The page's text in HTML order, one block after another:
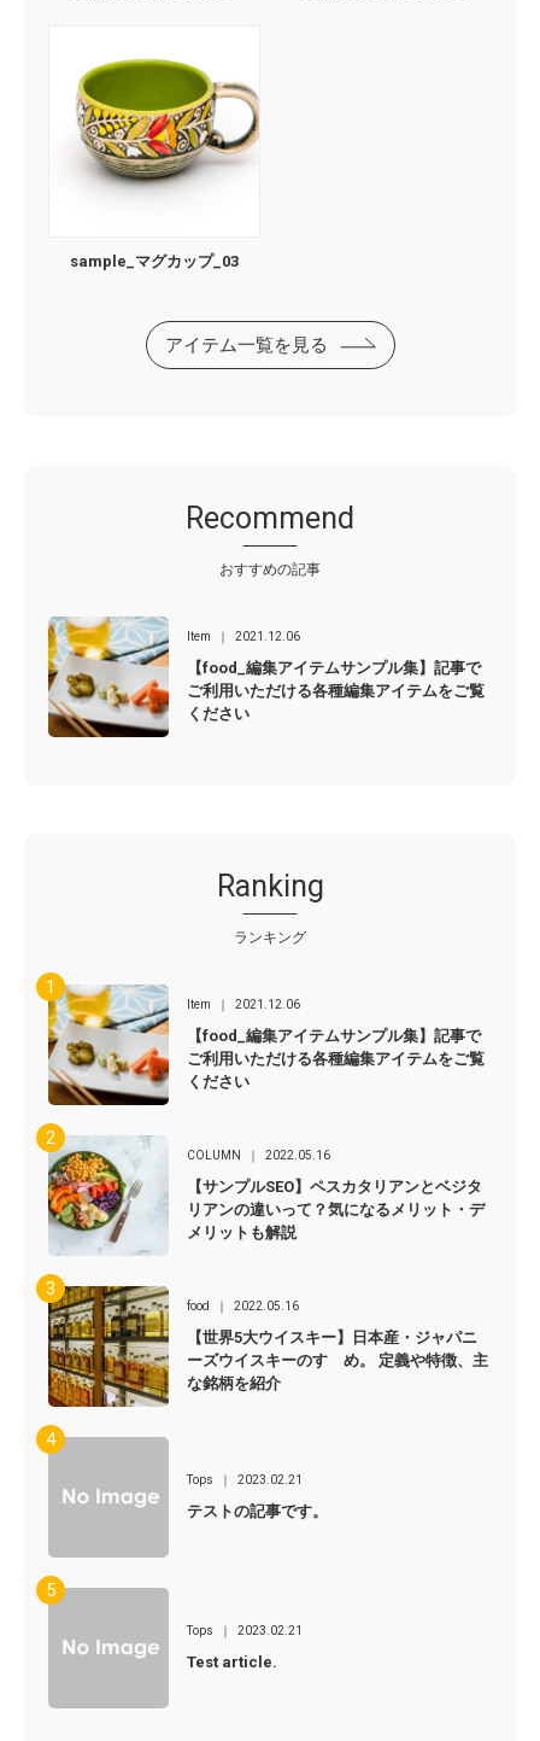
sample_マグカップ_03
アイテム一覧を見る
Recommend
おすすめの記事
Item 2021.12.06
【food_編集アイテムサンプル集】記事で
ご利用いただける各種編集アイテムをご覧
ください
Ranking
ランキング
Item 2021.12.06
【food_編集アイテムサンプル集】記事で
ご利用いただける各種編集アイテムをご覧
ください
COLUMN 2022.05.16
【サンプルSEO】ペスカタリアンとベジタ
リアンの違いって？気になるメリット・デ
メリットも解説
food 2022.05.16
【世界5大ウイスキー】日本産・ジャパニ
ーズウイスキーのすゝめ。 定義や特徴、主
な銘柄を紹介
Tops 2023.02.21
テストの記事です。
Tops 2023.02.21
Test article.